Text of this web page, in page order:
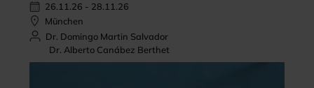
26.11.26 - 28.11.26
München
Dr. Domingo Martin Salvador
Dr. Alberto Canábez Berthet